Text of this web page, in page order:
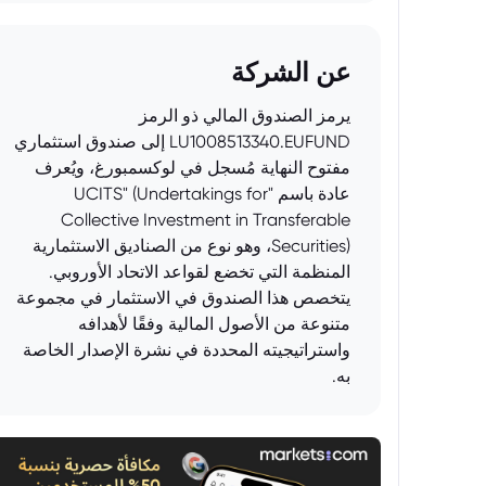
عن الشركة
يرمز الصندوق المالي ذو الرمز
LU1008513340.EUFUND إلى صندوق استثماري
مفتوح النهاية مُسجل في لوكسمبورغ، ويُعرف
عادة باسم "UCITS" (Undertakings for
Collective Investment in Transferable
Securities)، وهو نوع من الصناديق الاستثمارية
المنظمة التي تخضع لقواعد الاتحاد الأوروبي.
يتخصص هذا الصندوق في الاستثمار في مجموعة
متنوعة من الأصول المالية وفقًا لأهدافه
واستراتيجيته المحددة في نشرة الإصدار الخاصة
به.